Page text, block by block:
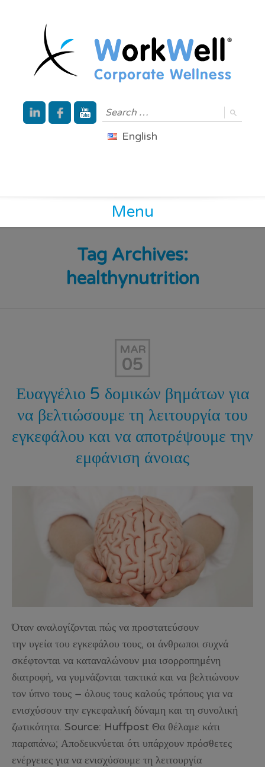
English
Menu
Tag Archives:
healthynutrition
MAR
05
Ευαγγέλιο 5 δομικών βημάτων για
να βελτιώσουμε τη λειτουργία του
εγκεφάλου και να αποτρέψουμε την
εμφάνιση άνοιας
Όταν αναλογίζονται πώς να προστατεύσουν
την υγεία του εγκεφάλου τους, οι άνθρωποι συχνά
σκέφτονται να καταναλώνουν μια ισορροπημένη
διατροφή, να γυμνάζονται τακτικά και να βελτιώνουν
τον ύπνο τους – όλους τους καλούς τρόπους για να
ενισχύσουν την εγκεφαλική δύναμη και τη συνολική
ζωτικότητα. Source: Huffpost Θα θέλαμε κάτι
παραπάνω; Αποδεικνύεται ότι υπάρχουν πρόσθετες
ενέργειες για να ενισχύσουμε τη λειτουργία